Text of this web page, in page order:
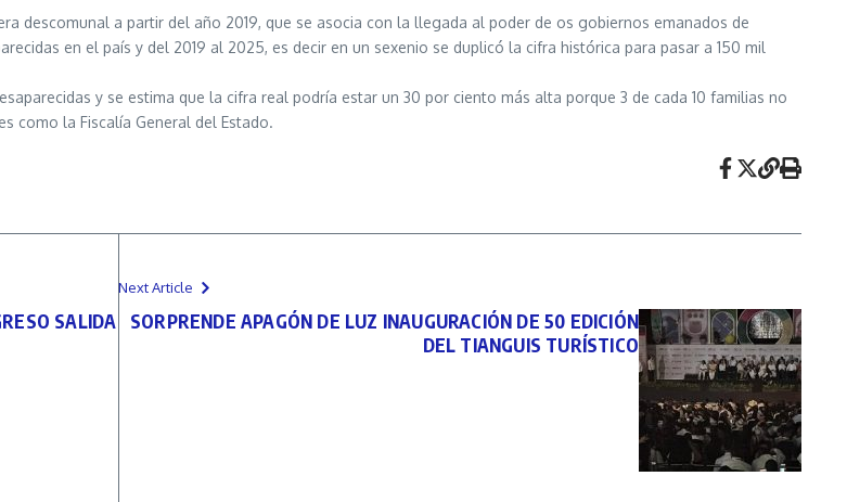
descomunal a partir del año 2019, que se asocia con la llegada al poder de os gobiernos emanados de
en el país y del 2019 al 2025, es decir en un sexenio se duplicó la cifra histórica para pasar a 150 mil
y se estima que la cifra real podría estar un 30 por ciento más alta porque 3 de cada 10 familias no
como la Fiscalía General del Estado.
SALIDA
Next Article
SORPRENDE APAGÓN DE LUZ INAUGURACIÓN DE 50 EDICIÓN
DEL TIANGUIS TURÍSTICO